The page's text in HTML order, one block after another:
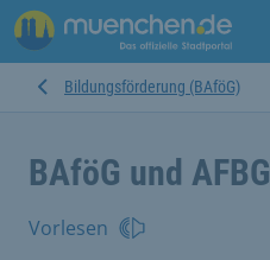
Bildungsförderung (BAföG)
BAföG und AFBG
Vorlesen